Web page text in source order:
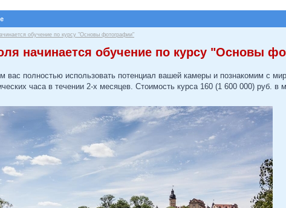
обучение по курсу "Основы фотографии"
начинается обучение по курсу "Основы
вас полностью использовать потенциал вашей камеры и познакомим с
часа в течении 2-х месяцев. Стоимость курса 160 (1 600 000) руб. в